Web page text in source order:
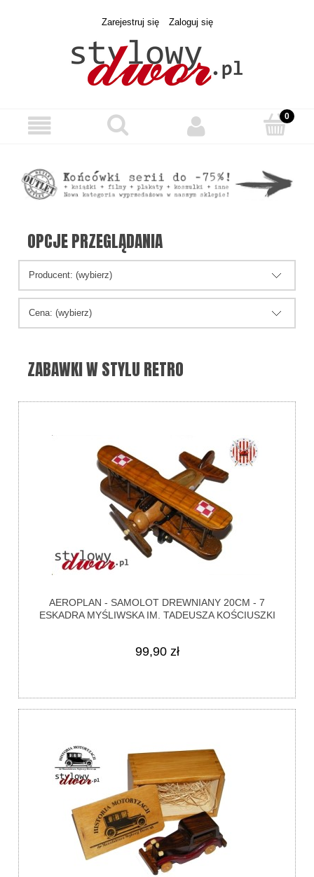
Zarejestruj się Zaloguj się
OPCJE PRZEGLĄDANIA
Producent: (wybierz)
Cena: (wybierz)
ZABAWKI W STYLU RETRO
AEROPLAN - SAMOLOT DREWNIANY 20CM - 7
ESKADRA MYŚLIWSKA IM. TADEUSZA KOŚCIUSZKI
99,90 zł